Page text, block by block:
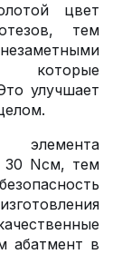
цвет
тем
которые
улучшает
элемента
30 Nсм, тем
абатмент в